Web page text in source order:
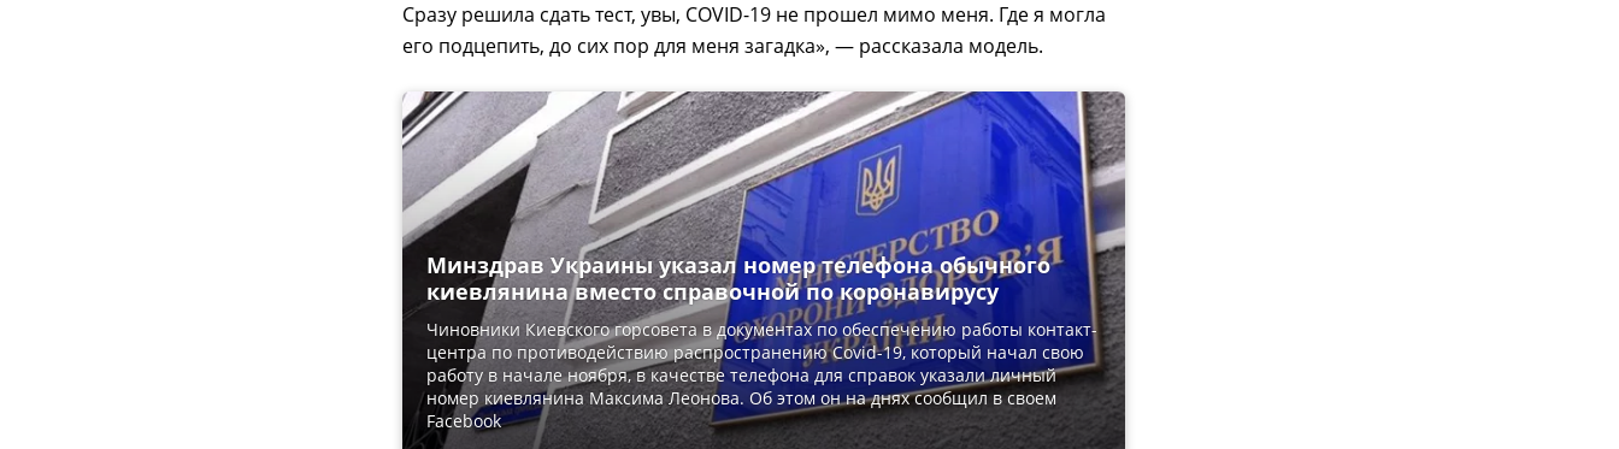
Сразу решила сдать тест, увы, COVID-19 не прошел мимо меня. Где я могла
его подцепить, до сих пор для меня загадка», — рассказала модель.
Минздрав Украины указал номер телефона обычного
киевлянина вместо справочной по коронавирусу
Чиновники Киевского горсовета в документах по обеспечению работы контакт-
центра по противодействию распространению Covid-19, который начал свою
работу в начале ноября, в качестве телефона для справок указали личный
номер киевлянина Максима Леонова. Об этом он на днях сообщил в своем
Facebook